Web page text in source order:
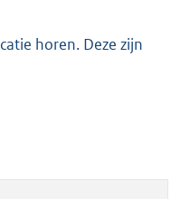
horen. Deze zijn